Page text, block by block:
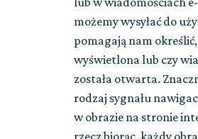
możemy wysyłać do
pomagają nam
wyświetlona lub czy
została otwarta.
rodzaj sygnału
w obrazie na stronie
rzecz biorąc, każdy